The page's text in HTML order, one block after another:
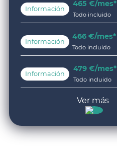
Información
465 €/mes*
Todo incluido
Información
466 €/mes*
Todo incluido
Información
479 €/mes*
Todo incluido